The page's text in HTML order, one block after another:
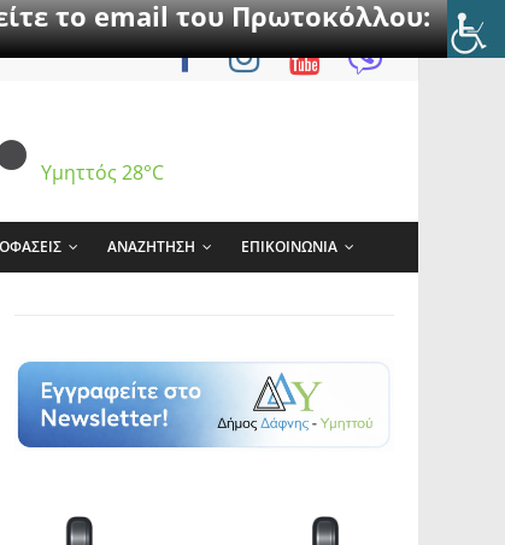
το email του Πρωτοκόλλου:
Υμηττός 28°C
ΑΝΑΖΗΤΗΣΗ ΕΠΙΚΟΙΝΩΝΙΑ